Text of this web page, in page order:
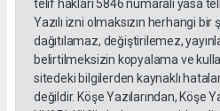
telif hakları 5846 numaralı yasa
Yazılı izni olmaksızın herhangi
dağıtılamaz, değiştirilemez,
belirtilmeksizin kopyalama ve
sitedeki bilgilerden kaynaklı
değildir. Köşe Yazılarından, Köşe